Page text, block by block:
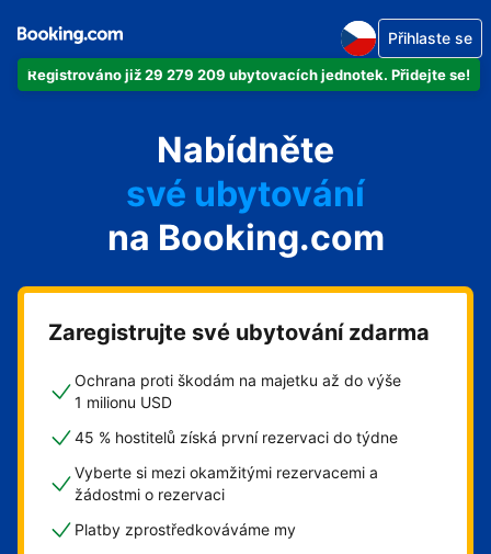
Registrováno již 29 279 209 ubytovacích jednotek. Přidejte se!
Přihlaste se
Nabídněte
svůj byt
svůj hotel
ubytování v soukromí
svůj penzion
svou chatu
na Booking.com
Zaregistrujte své ubytování zdarma
Ochrana proti škodám na majetku až do výše
1 milionu USD
45 % hostitelů získá první rezervaci do týdne
Vyberte si mezi okamžitými rezervacemi a
žádostmi o rezervaci
Platby zprostředkováváme my